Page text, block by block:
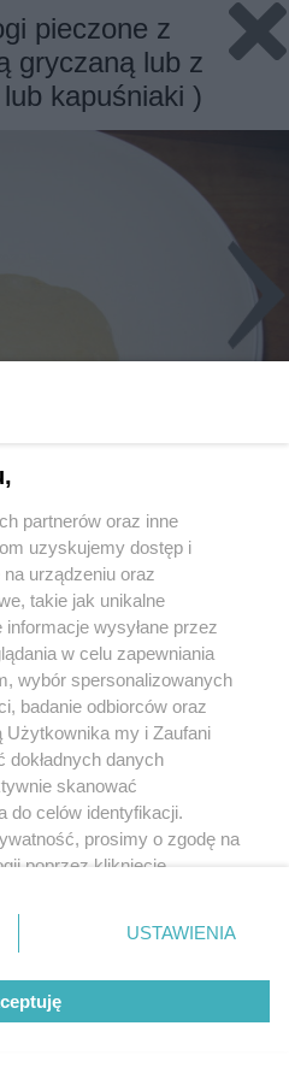
pieczone z
gryczaną lub z
kapuśniaki )
Fot: janeczka669
partnerów oraz inne
uzyskujemy dostęp i
urządzeniu oraz
takie jak unikalne
wysyłane przez
w celu zapewniania
wybór spersonalizowanych
badanie odbiorców oraz
Użytkownika my i Zaufani
danych
skanować
do celów identyfikacji.
prosimy o zgodę na
poprzez kliknięcie
ustawień prywatności
rogu strony
nie wymagają zgody
sprzeciwić się takiemu
miały zastosowania tylko
USTAWIENIA